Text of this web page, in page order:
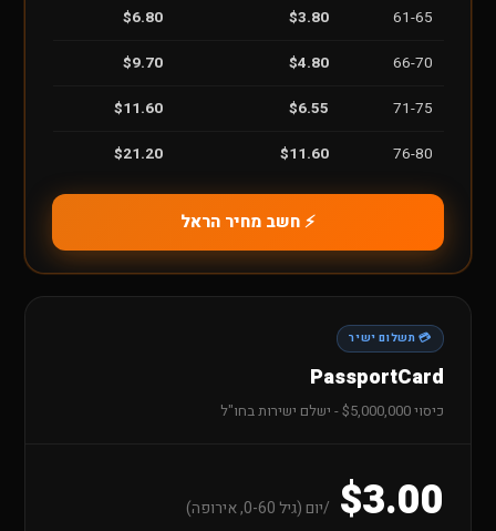
61-65
$3.80
$6.80
66-70
$4.80
$9.70
71-75
$6.55
$11.60
76-80
$11.60
$21.20
⚡ חשב מחיר הראל
💳 תשלום ישיר
PassportCard
כיסוי $5,000,000 - ישלם ישירות בחו"ל
$3.00 /יום (גיל 0-60, אירופה)